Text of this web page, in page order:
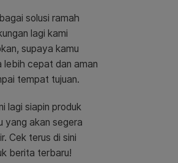
solusi ramah
lagi kami
supaya kamu
lebih cepat dan aman
tempat tujuan.
lagi siapin produk
yang akan segera
Cek terus di sini
berita terbaru!